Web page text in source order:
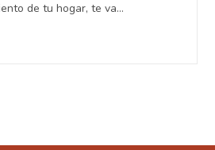
de tu hogar, te va…